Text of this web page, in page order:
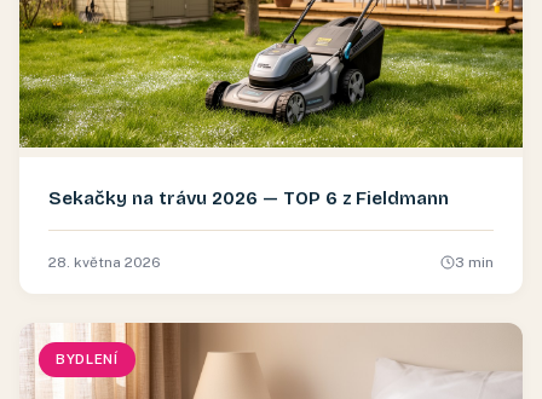
Sekačky na trávu 2026 — TOP 6 z Fieldmann
28. května 2026 3 min
BYDLENÍ